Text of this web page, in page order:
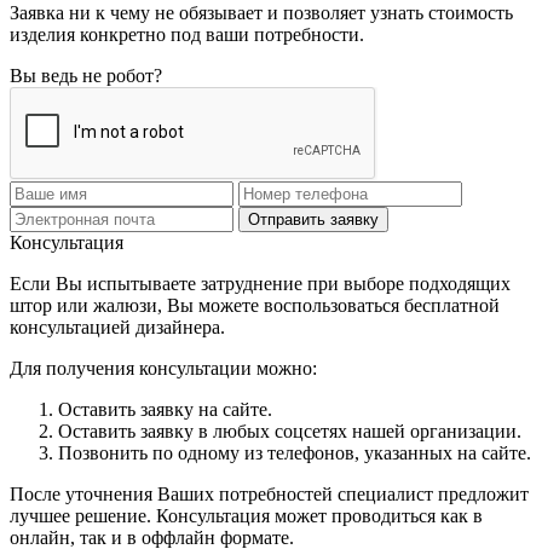
Заявка ни к чему не обязывает и позволяет узнать стоимость
изделия конкретно под ваши потребности.
Вы ведь не робот?
Отправить заявку
Консультация
Если Вы испытываете затруднение при выборе подходящих
штор или жалюзи, Вы можете воспользоваться бесплатной
консультацией дизайнера.
Для получения консультации можно:
Оставить заявку на сайте.
Оставить заявку в любых соцсетях нашей организации.
Позвонить по одному из телефонов, указанных на сайте.
После уточнения Ваших потребностей специалист предложит
лучшее решение. Консультация может проводиться как в
онлайн, так и в оффлайн формате.